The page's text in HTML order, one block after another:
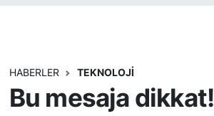
HABERLER TEKNOLOJİ
Bu mesaja dikkat!
FOTO GALERİ
GÜNCEL HABERLER
Tüm Manşetler
Son Dakika Haberleri